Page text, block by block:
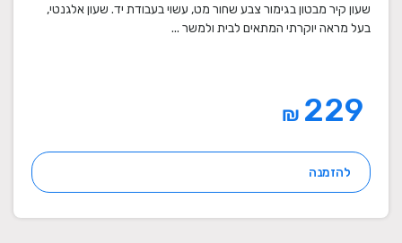
שעון קיר מבטון בגימור צבע שחור מט, עשוי בעבודת יד. שעון אלגנטי,
בעל מראה יוקרתי המתאים לבית ולמשר ...
₪
להזמנה